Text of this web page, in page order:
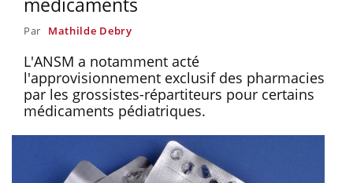
Par Mathilde Debry
L'ANSM a notamment acté
l'approvisionnement exclusif des pharmacies
par les grossistes-répartiteurs pour certains
médicaments pédiatriques.